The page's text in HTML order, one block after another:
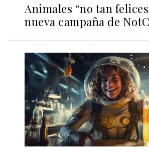
Animales “no tan
nueva campaña de